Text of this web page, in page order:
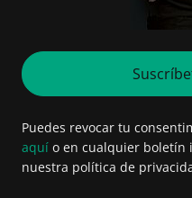
Puedes revocar tu
aquí o en cualquier boletín
nuestra política de